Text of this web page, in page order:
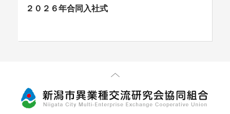
２０２６年合同入社式